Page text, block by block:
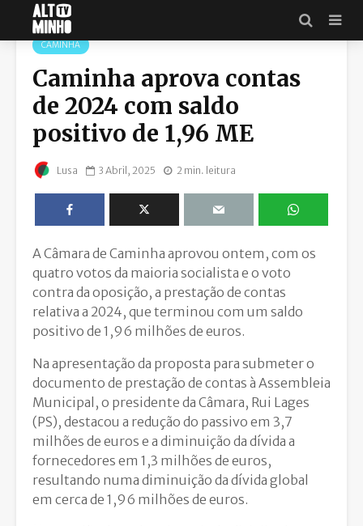
CAMINHA
Caminha aprova contas
de 2024 com saldo
positivo de 1,96 ME
Lusa 3 Abril, 2025 2 min. leitura
A Câmara de Caminha aprovou ontem, com os
quatro votos da maioria socialista e o voto
contra da oposição, a prestação de contas
relativa a 2024, que terminou com um saldo
positivo de 1,96 milhões de euros.
Na apresentação da proposta para submeter o
documento de prestação de contas à Assembleia
Municipal, o presidente da Câmara, Rui Lages
(PS), destacou a redução do passivo em 3,7
milhões de euros e a diminuição da dívida a
fornecedores em 1,3 milhões de euros,
resultando numa diminuição da dívida global
em cerca de 1,96 milhões de euros.